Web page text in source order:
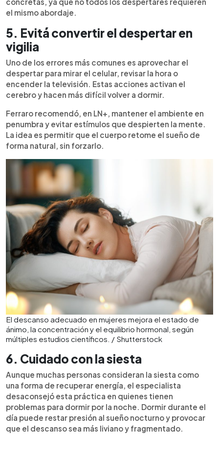
el mismo abordaje.
5. Evitá convertir el despertar en
vigilia
Uno de los errores más comunes es aprovechar el
despertar para mirar el celular, revisar la hora o
encender la televisión. Estas acciones activan el
cerebro y hacen más difícil volver a dormir.
Ferraro recomendó, en LN+, mantener el ambiente en
penumbra y evitar estímulos que despierten la mente.
La idea es permitir que el cuerpo retome el sueño de
forma natural, sin forzarlo.
El descanso adecuado en mujeres mejora el estado de
ánimo, la concentración y el equilibrio hormonal, según
múltiples estudios científicos. / Shutterstock
6. Cuidado con la siesta
Aunque muchas personas consideran la siesta como
una forma de recuperar energía, el especialista
desaconsejó esta práctica en quienes tienen
problemas para dormir por la noche. Dormir durante el
día puede restar presión al sueño nocturno y provocar
que el descanso sea más liviano y fragmentado.